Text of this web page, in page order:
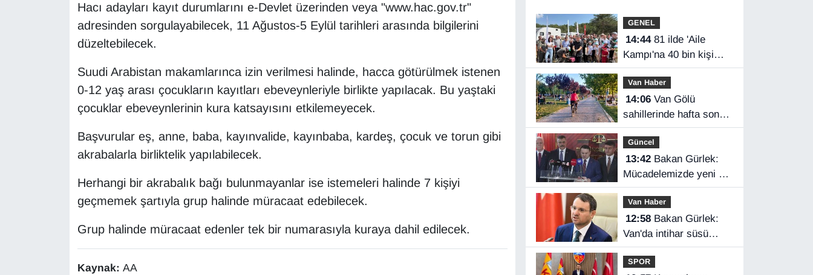
Hacı adayları kayıt durumlarını e-Devlet üzerinden veya "www.hac.gov.tr"
adresinden sorgulayabilecek, 11 Ağustos-5 Eylül tarihleri arasında bilgilerini
düzeltebilecek.
Suudi Arabistan makamlarınca izin verilmesi halinde, hacca götürülmek istenen
0-12 yaş arası çocukların kayıtları ebeveynleriyle birlikte yapılacak. Bu yaştaki
çocuklar ebeveynlerinin kura katsayısını etkilemeyecek.
Başvurular eş, anne, baba, kayınvalide, kayınbaba, kardeş, çocuk ve torun gibi
akrabalarla birliktelik yapılabilecek.
Herhangi bir akrabalık bağı bulunmayanlar ise istemeleri halinde 7 kişiyi
geçmemek şartıyla grup halinde müracaat edebilecek.
Grup halinde müracaat edenler tek bir numarasıyla kuraya dahil edilecek.
Kaynak: AA
GENEL
14:4481 ilde 'Aile
Kampı'na 40 bin kişi
katıldı
Van Haber
14:06Van Gölü
sahillerinde hafta sonu
yoğunluğu
Güncel
13:42Bakan Gürlek:
Mücadelemizde yeni bir
boyuta geçeceğiz
Van Haber
12:58Bakan Gürlek:
Van'da intihar süsü
verilen olay aydınlatıldı
SPOR
ONE EKONOMİ
Resmi İlanlar
RÖPORTAJ
Sinema - TV